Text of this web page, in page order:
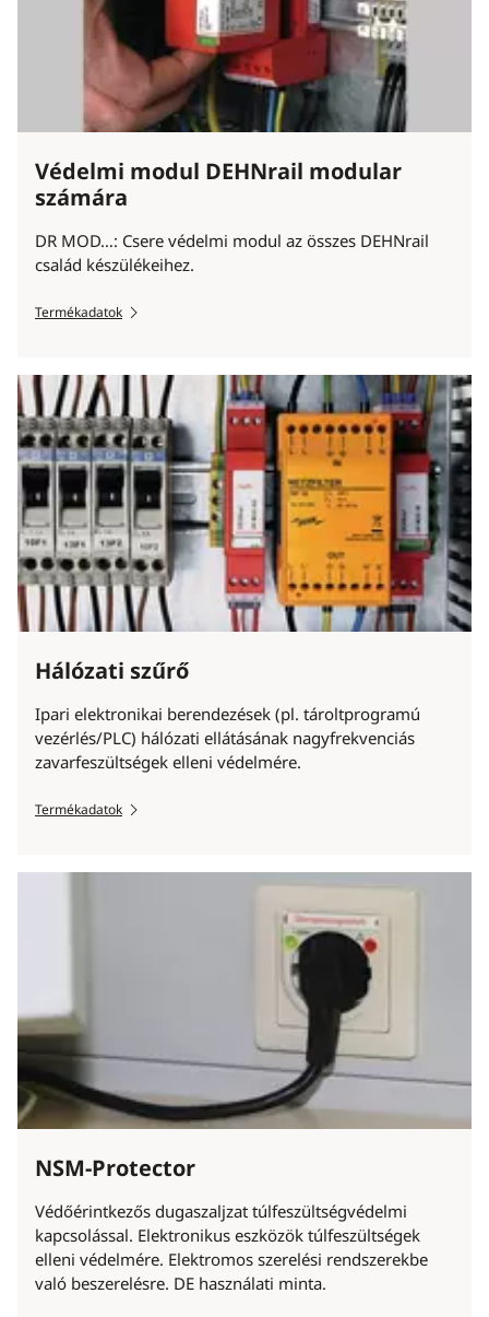
Védelmi modul DEHNrail modular
számára
DR MOD…: Csere védelmi modul az összes DEHNrail
család készülékeihez.
Termékadatok
Hálózati szűrő
Ipari elektronikai berendezések (pl. tároltprogramú
vezérlés/PLC) hálózati ellátásának nagyfrekvenciás
zavarfeszültségek elleni védelmére.
Termékadatok
NSM-Protector
Védőérintkezős dugaszaljzat túlfeszültségvédelmi
kapcsolással. Elektronikus eszközök túlfeszültségek
elleni védelmére. Elektromos szerelési rendszerekbe
való beszerelésre. DE használati minta.